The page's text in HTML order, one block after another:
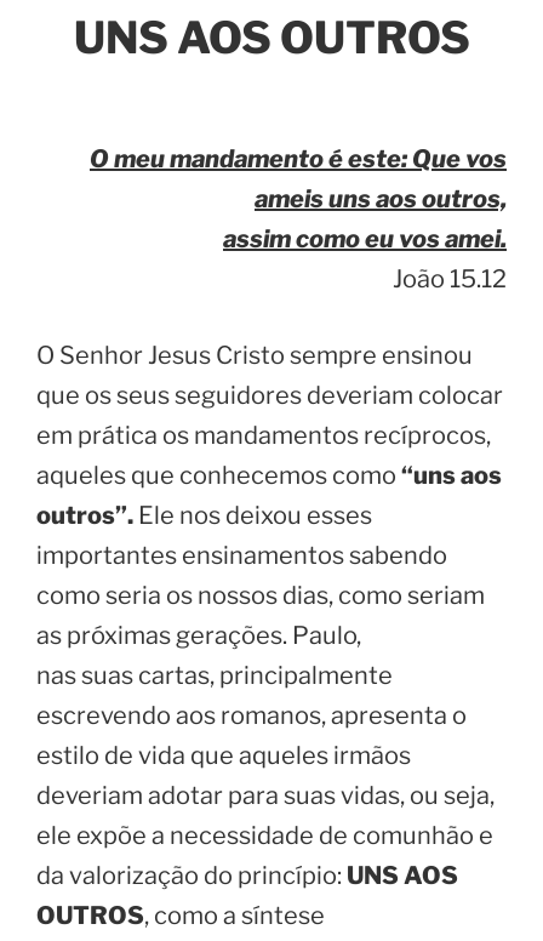
UNS AOS OUTROS
O meu mandamento é este: Que vos
ameis uns aos outros,
assim como eu vos amei.
João 15.12
O Senhor Jesus Cristo sempre ensinou
que os seus seguidores deveriam colocar
em prática os mandamentos recíprocos,
aqueles que conhecemos como “uns aos
outros”. Ele nos deixou esses
importantes ensinamentos sabendo
como seria os nossos dias, como seriam
as próximas gerações. Paulo,
nas suas cartas, principalmente
escrevendo aos romanos, apresenta o
estilo de vida que aqueles irmãos
deveriam adotar para suas vidas, ou seja,
ele expõe a necessidade de comunhão e
da valorização do princípio: UNS AOS
OUTROS, como a síntese